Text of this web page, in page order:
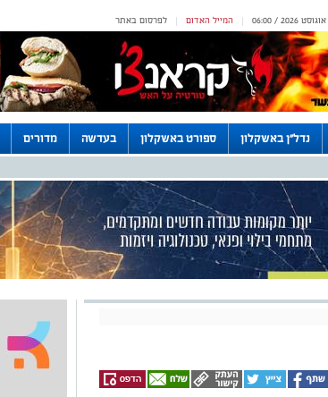
לפרסום באתר | המייל האדום |
נדל"ן באשקלון ספורט באשקלון בעדשה מדורים